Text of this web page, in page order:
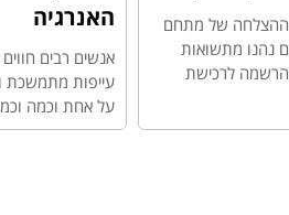
ההצלחה של מתחם
נהנו מתשואות
לרכישת
האנרגיה
אנשים רבים
עייפות מתמשכת
על אחת וכמה